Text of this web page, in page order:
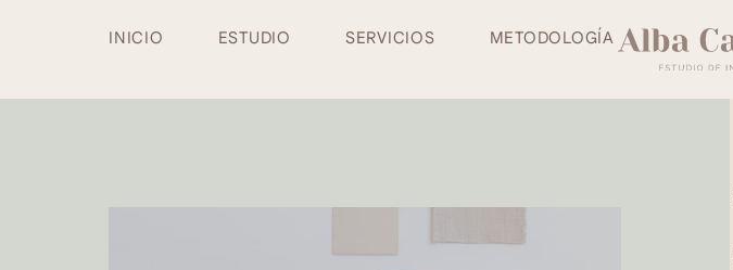
INICIO ESTUDIO SERVICIOS METODOLOGÍA